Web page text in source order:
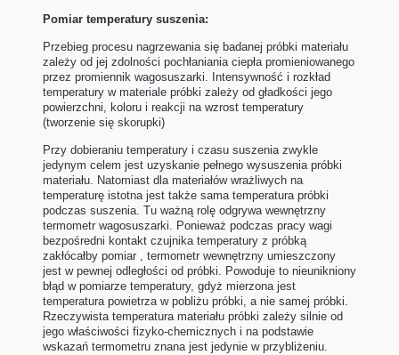
Pomiar temperatury suszenia:
Przebieg procesu nagrzewania się badanej próbki materiału
zależy od jej zdolności pochłaniania ciepła promieniowanego
przez promiennik wagosuszarki. Intensywność i rozkład
temperatury w materiale próbki zależy od gładkości jego
powierzchni, koloru i reakcji na wzrost temperatury
(tworzenie się skorupki)
Przy dobieraniu temperatury i czasu suszenia zwykle
jedynym celem jest uzyskanie pełnego wysuszenia próbki
materiału. Natomiast dla materiałów wrażliwych na
temperaturę istotna jest także sama temperatura próbki
podczas suszenia. Tu ważną rolę odgrywa wewnętrzny
termometr wagosuszarki. Ponieważ podczas pracy wagi
bezpośredni kontakt czujnika temperatury z próbką
zakłócałby pomiar , termometr wewnętrzny umieszczony
jest w pewnej odległości od próbki. Powoduje to nieunikniony
błąd w pomiarze temperatury, gdyż mierzona jest
temperatura powietrza w pobliżu próbki, a nie samej próbki.
Rzeczywista temperatura materiału próbki zależy silnie od
jego właściwości fizyko-chemicznych i na podstawie
wskazań termometru znana jest jedynie w przybliżeniu.